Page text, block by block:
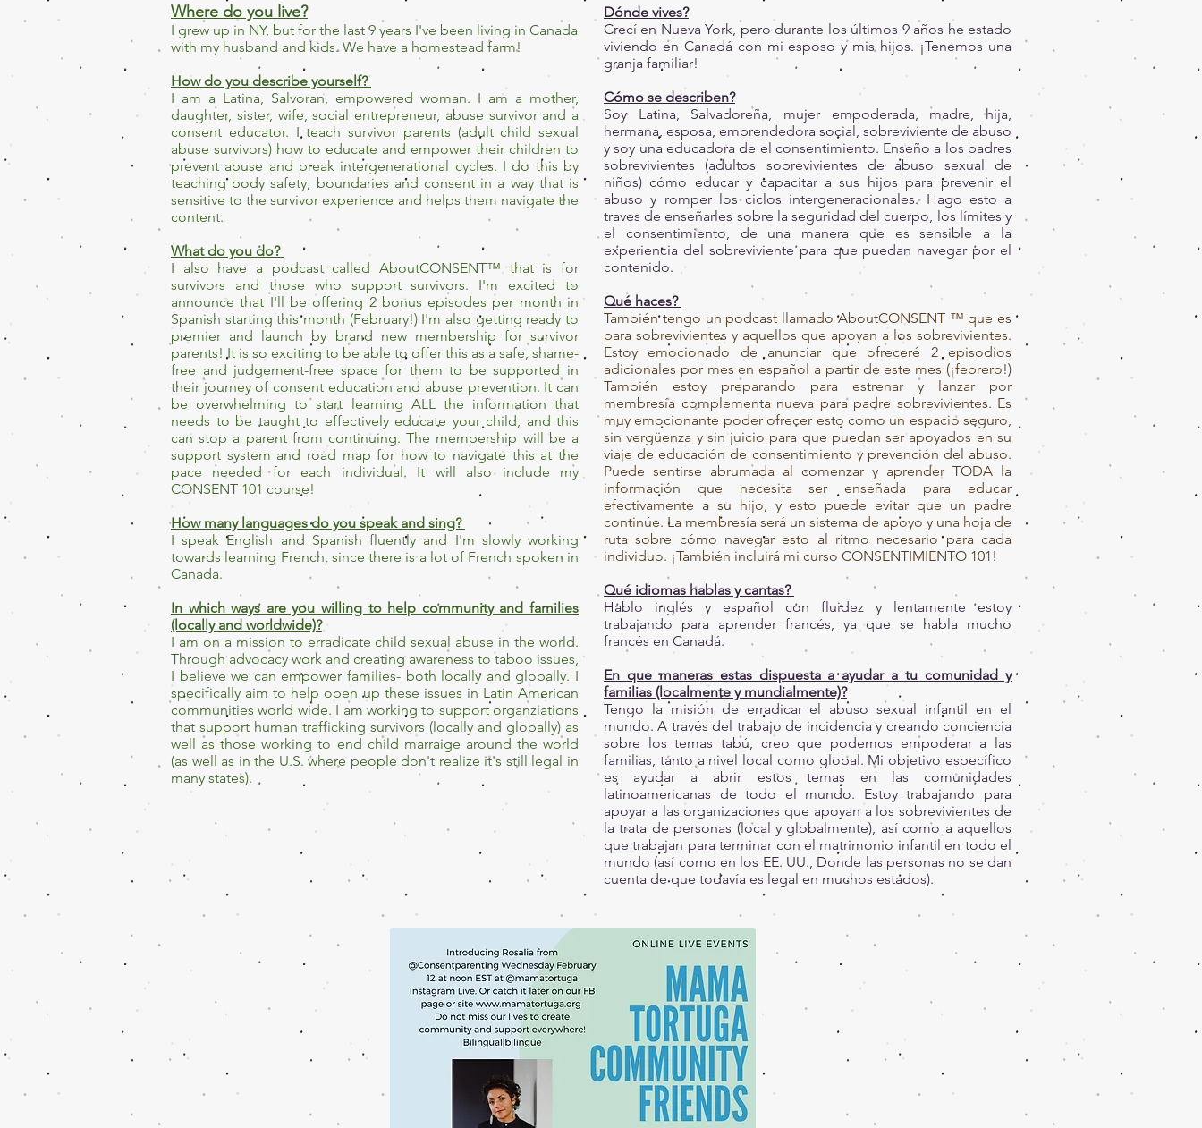
Where do you live?
I grew up in NY, but for the last 9 years I've been living in Canada
with my husband and kids. We have a homestead farm!
How do you describe yourself?
I am a Latina, Salvoran, empowered woman. I am a mother,
daughter, sister, wife, social entrepreneur, abuse survivor and a
consent educator. I teach survivor parents (adult child sexual
abuse survivors) how to educate and empower their children to
prevent abuse and break intergenerational cycles. I do this by
teaching body safety, boundaries and consent in a way that is
sensitive to the survivor experience and helps them navigate the
content.
What do you do?
I also have a podcast called AboutCONSENT™ that is for
survivors and those who support survivors. I'm excited to
announce that I'll be offering 2 bonus episodes per month in
Spanish starting this month (February!) I'm also getting ready to
premier and launch by brand new membership for survivor
parents! It is so exciting to be able to offer this as a safe, shame-
free and judgement-free space for them to be supported in
their journey of consent education and abuse prevention. It can
be overwhelming to start learning ALL the information that
needs to be taught to effectively educate your child, and this
can stop a parent from continuing. The membership will be a
support system and road map for how to navigate this at the
pace needed for each individual. It will also include my
CONSENT 101 course!
How many languages do you speak and sing?
I speak English and Spanish fluently and I'm slowly working
towards learning French, since there is a lot of French spoken in
Canada.
In which ways are you willing to help community and families
(locally and worldwide)?
I am on a mission to erradicate child sexual abuse in the world.
Through advocacy work and creating awareness to taboo issues,
I believe we can empower families- both locally and globally. I
specifically aim to help open up these issues in Latin American
communities world wide. I am working to support organziations
that support human trafficking survivors (locally and globally) as
well as those working to end child marraige around the world
(as well as in the U.S. where people don't realize it's still legal in
many states).
Dónde vives?
Crecí en Nueva York, pero durante los últimos 9 años he estado
viviendo en Canadá con mi esposo y mis hijos. ¡Tenemos una
granja familiar!
Cómo se describen?
Soy Latina, Salvadoreña, mujer empoderada, madre, hija,
hermana, esposa, emprendedora social, sobreviviente de abuso
y soy una educadora de el consentimiento. Enseño a los padres
sobrevivientes (adultos sobrevivientes de abuso sexual de
niños) cómo educar y capacitar a sus hijos para prevenir el
abuso y romper los ciclos intergeneracionales. Hago esto a
traves de enseñarles sobre la seguridad del cuerpo, los límites y
el consentimiento, de una manera que es sensible a la
experiencia del sobreviviente para que puedan navegar por el
contenido.
Qué haces?
También tengo un podcast llamado AboutCONSENT ™ que es
para sobrevivientes y aquellos que apoyan a los sobrevivientes.
Estoy emocionado de anunciar que ofreceré 2 episodios
adicionales por mes en español a partir de este mes (¡febrero!)
También estoy preparando para estrenar y lanzar por
membresía complementa nueva para padre sobrevivientes. Es
muy emocionante poder ofrecer esto como un espacio seguro,
sin vergüenza y sin juicio para que puedan ser apoyados en su
viaje de educación de consentimiento y prevención del abuso.
Puede sentirse abrumada al comenzar y aprender TODA la
información que necesita ser enseñada para educar
efectivamente a su hijo, y esto puede evitar que un padre
continúe. La membresía será un sistema de apoyo y una hoja de
ruta sobre cómo navegar esto al ritmo necesario para cada
individuo. ¡También incluirá mi curso CONSENTIMIENTO 101!
Qué idiomas hablas y cantas?
Hablo inglés y español con fluidez y lentamente estoy
trabajando para aprender francés, ya que se habla mucho
francés en Canadá.
En que maneras estas dispuesta a ayudar a tu comunidad y
familias (localmente y mundialmente)?
Tengo la misión de erradicar el abuso sexual infantil en el
mundo. A través del trabajo de incidencia y creando conciencia
sobre los temas tabú, creo que podemos empoderar a las
familias, tanto a nivel local como global. Mi objetivo específico
es ayudar a abrir estos temas en las comunidades
latinoamericanas de todo el mundo. Estoy trabajando para
apoyar a las organizaciones que apoyan a los sobrevivientes de
la trata de personas (local y globalmente), así como a aquellos
que trabajan para terminar con el matrimonio infantil en todo el
mundo (así como en los EE. UU., Donde las personas no se dan
cuenta de que todavía es legal en muchos estados).